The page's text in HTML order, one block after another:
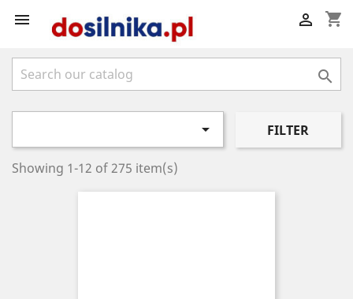
 shopping_cart


 FILTER
Showing 1-12 of 275 item(s)